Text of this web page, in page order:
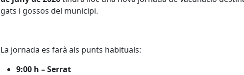
gats i gossos del municipi.
La jornada es farà als punts habituals:
9:00 h – Serrat